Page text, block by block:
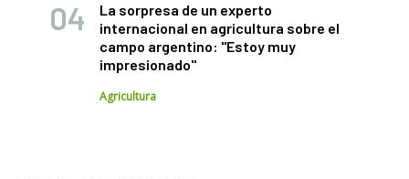
La sorpresa de un experto
internacional en agricultura sobre el
campo argentino: "Estoy muy
impresionado"
Agricultura